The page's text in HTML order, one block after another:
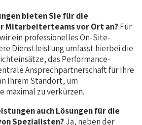
bieten Sie für die
Mitarbeiterteams vor Ort an? Für
ein professionelles On-Site-
Dienstleistung umfasst hierbei die
das Performance-
Ansprechpartnerschaft für Ihre
Ihrem Standort, um
maximal zu verkürzen.
auch Lösungen für die
Spezialisten? Ja, neben der